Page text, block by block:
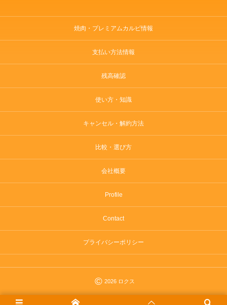
焼肉・プレミアムカルビ情報
支払い方法情報
残高確認
使い方・知識
キャンセル・解約方法
比較・選び方
会社概要
Profile
Contact
プライバシーポリシー
© 2026 ロクス